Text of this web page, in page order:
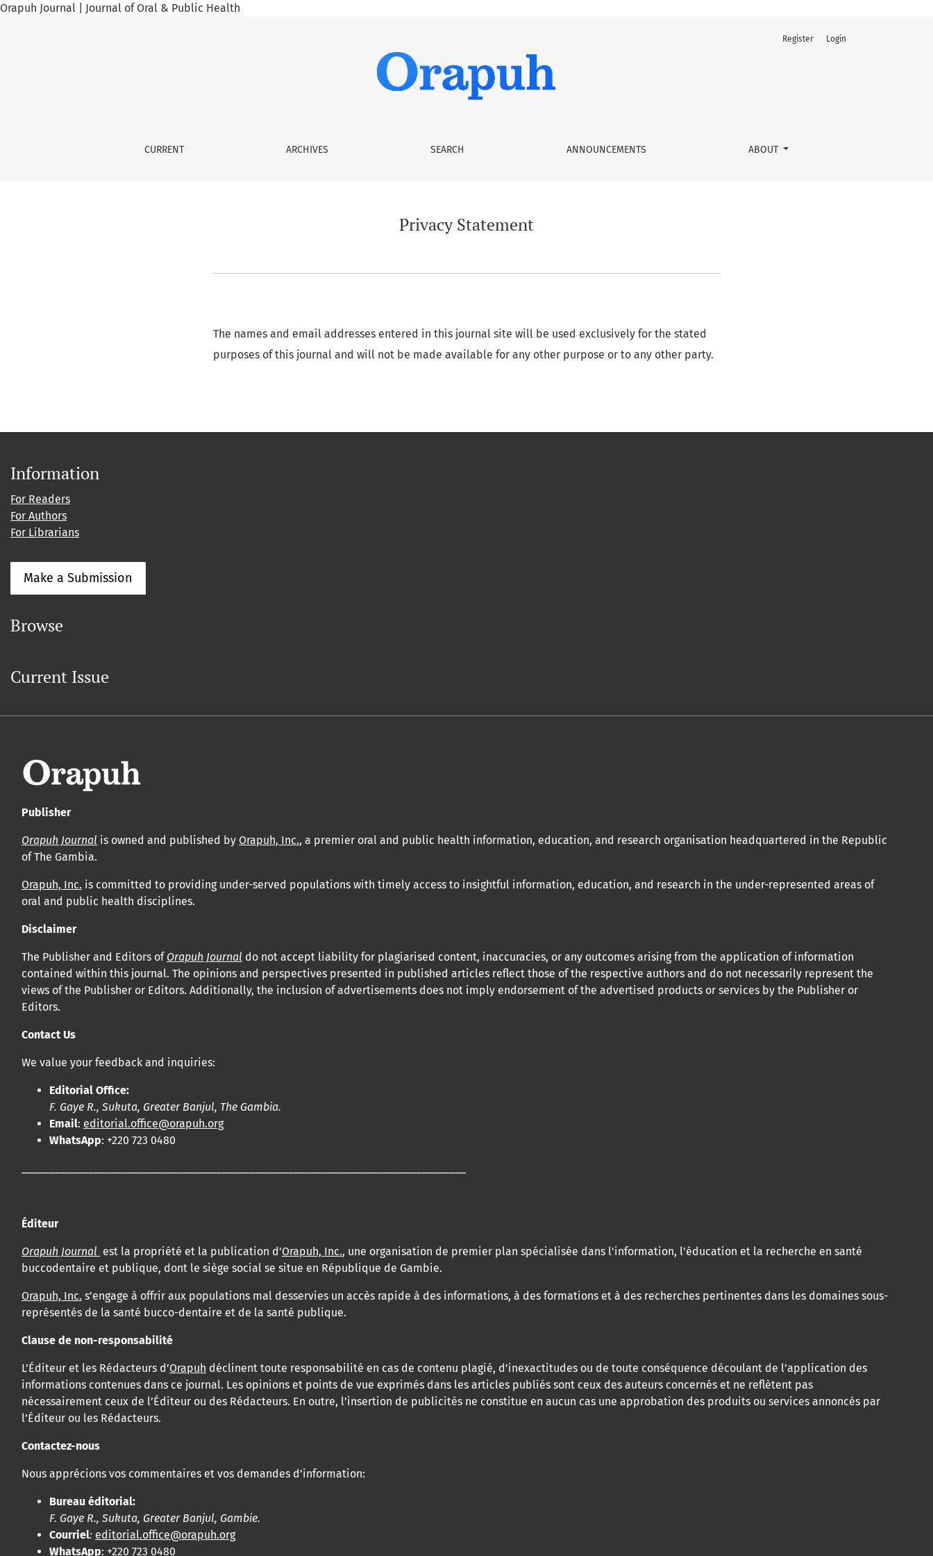
Orapuh Journal | Journal of Oral & Public Health
CURRENT ARCHIVES SEARCH ANNOUNCEMENTS ABOUT
Register Login
Privacy Statement
The names and email addresses entered in this journal site will be used exclusively for the stated
purposes of this journal and will not be made available for any other purpose or to any other party.
Information
For Readers
For Authors
For Librarians
Make a Submission
Browse
Current Issue
Publisher
Orapuh Journal is owned and published by Orapuh, Inc., a premier oral and public health information, education, and research organisation headquartered in the Republic
of The Gambia.
Orapuh, Inc. is committed to providing under-served populations with timely access to insightful information, education, and research in the under-represented areas of
oral and public health disciplines.
Disclaimer
The Publisher and Editors ofOrapuh Journal do not accept liability for plagiarised content, inaccuracies, or any outcomes arising from the application of information
contained within this journal. The opinions and perspectives presented in published articles reflect those of the respective authors and do not necessarily represent the
views of the Publisher or Editors. Additionally, the inclusion of advertisements does not imply endorsement of the advertised products or services by the Publisher or
Editors.
Contact Us
We value your feedback and inquiries:
Editorial Office:
F. Gaye R., Sukuta, Greater Banjul, The Gambia.
Email: editorial.office@orapuh.org
WhatsApp: +220 723 0480
Éditeur
Orapuh Journal est la propriété et la publication d'Orapuh, Inc., une organisation de premier plan spécialisée dans l'information, l'éducation et la recherche en santé
buccodentaire et publique, dont le siège social se situe en République de Gambie.
Orapuh, Inc. s’engage à offrir aux populations mal desservies un accès rapide à des informations, à des formations et à des recherches pertinentes dans les domaines sous-
représentés de la santé bucco-dentaire et de la santé publique.
Clause de non-responsabilité
L’Éditeur et les Rédacteurs d’Orapuh déclinent toute responsabilité en cas de contenu plagié, d’inexactitudes ou de toute conséquence découlant de l’application des
informations contenues dans ce journal. Les opinions et points de vue exprimés dans les articles publiés sont ceux des auteurs concernés et ne reflètent pas
nécessairement ceux de l’Éditeur ou des Rédacteurs. En outre, l’insertion de publicités ne constitue en aucun cas une approbation des produits ou services annoncés par
l’Éditeur ou les Rédacteurs.
Contactez-nous
Nous apprécions vos commentaires et vos demandes d’information:
Bureau éditorial:
F. Gaye R., Sukuta, Greater Banjul, Gambie.
Courriel: editorial.office@orapuh.org
WhatsApp: +220 723 0480